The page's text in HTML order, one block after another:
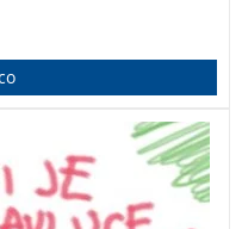
leta starosti.